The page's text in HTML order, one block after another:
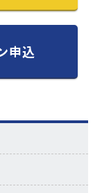
申込